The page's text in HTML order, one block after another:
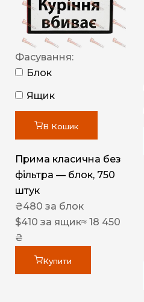
Фасування:
Блок
Ящик
В Кошик
Прима класична без
фільтра — блок, 750
штук
₴480 за блок
$410 за ящик≈ 18 450
₴
Купити